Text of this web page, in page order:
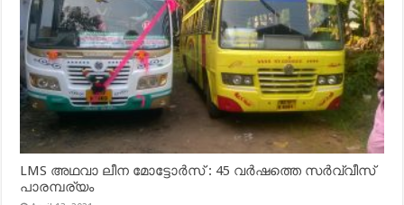
LMS അഥവാ ലീന മോട്ടോർസ് : 45 വർഷത്തെ സർവ്വീസ്
പാരമ്പര്യം